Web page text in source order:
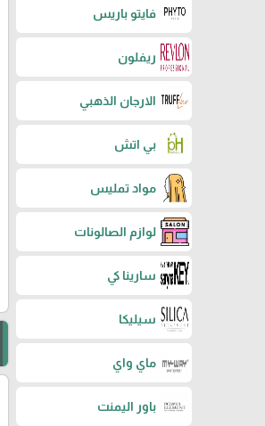
فايتو باريس
ريفلون
الارجان الذهبي
بي اتش
مواد تمليس
لوازم الصالونات
سارينا كي
سيليكا
ماي واي
باور اليمنت